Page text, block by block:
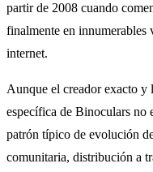
partir de 2008 cuando
finalmente en innumerables
internet.
Aunque el creador exacto y
específica de Binoculars no
patrón típico de evolución
comunitaria, distribución a